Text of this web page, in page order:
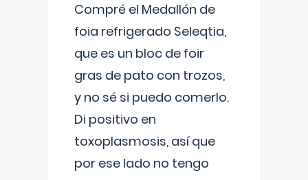
Compré el Medallón de
foia refrigerado Seleqtia,
que es un bloc de foir
gras de pato con trozos,
y no sé si puedo comerlo.
Di positivo en
toxoplasmosis, así que
por ese lado no tengo